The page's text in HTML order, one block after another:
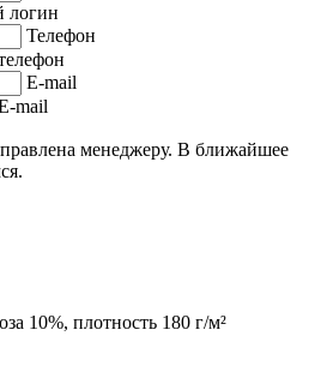
логин
Телефон
E-mail
mail
менеджеру. В ближайшее
10%, плотность 180 г/м²